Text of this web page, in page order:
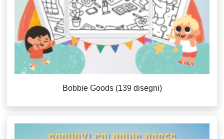
Bobbie Goods (139 disegni)